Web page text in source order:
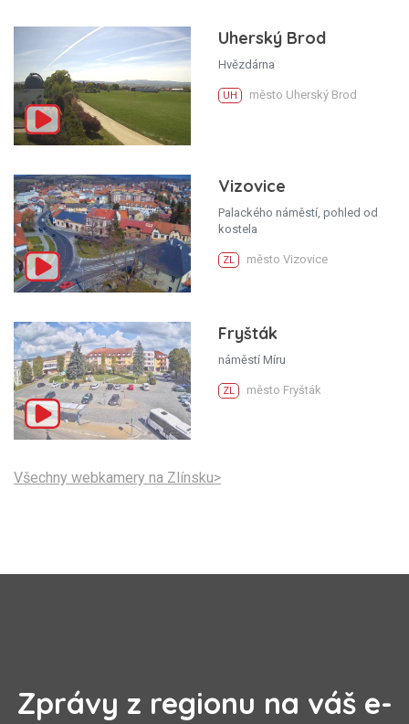
Uherský Brod
Hvězdárna
UH město Uherský Brod
Vizovice
Palackého náměstí, pohled od
kostela
ZL město Vizovice
Fryšták
náměstí Míru
ZL město Fryšták
Všechny webkamery na Zlínsku>
Zprávy z regionu na váš e-